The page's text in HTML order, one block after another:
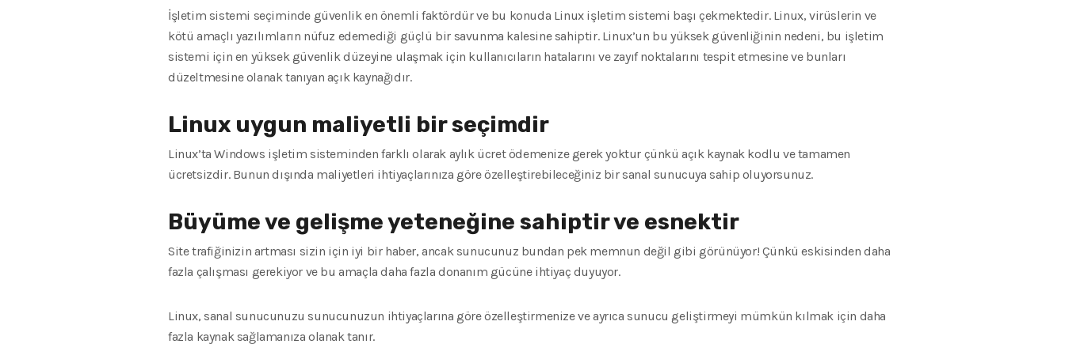
İşletim sistemi seçiminde güvenlik en önemli faktördür ve bu konuda Linux işletim sistemi başı çekmektedir. Linux, virüslerin ve
kötü amaçlı yazılımların nüfuz edemediği güçlü bir savunma kalesine sahiptir. Linux’un bu yüksek güvenliğinin nedeni, bu işletim
sistemi için en yüksek güvenlik düzeyine ulaşmak için kullanıcıların hatalarını ve zayıf noktalarını tespit etmesine ve bunları
düzeltmesine olanak tanıyan açık kaynağıdır.
Linux uygun maliyetli bir seçimdir
Linux’ta Windows işletim sisteminden farklı olarak aylık ücret ödemenize gerek yoktur çünkü açık kaynak kodlu ve tamamen
ücretsizdir. Bunun dışında maliyetleri ihtiyaçlarınıza göre özelleştirebileceğiniz bir sanal sunucuya sahip oluyorsunuz.
Büyüme ve gelişme yeteneğine sahiptir ve esnektir
Site trafiğinizin artması sizin için iyi bir haber, ancak sunucunuz bundan pek memnun değil gibi görünüyor! Çünkü eskisinden daha
fazla çalışması gerekiyor ve bu amaçla daha fazla donanım gücüne ihtiyaç duyuyor.
Linux, sanal sunucunuzu sunucunuzun ihtiyaçlarına göre özelleştirmenize ve ayrıca sunucu geliştirmeyi mümkün kılmak için daha
fazla kaynak sağlamanıza olanak tanır.